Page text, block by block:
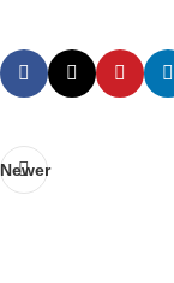
Newer